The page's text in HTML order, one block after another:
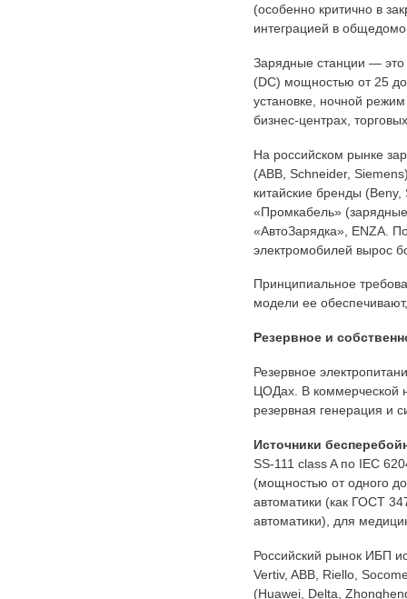
(особенно критично в
интеграцией в
Зарядные станции — это
(DC) мощностью от 25
установке, ночной
бизнес-центрах,
На российском рынке
(ABB, Schneider,
китайские бренды
«Промкабель»
«АвтоЗарядка», ENZA.
электромобилей вырос
Принципиальное
модели ее
Резервное и
Резервное
ЦОДах. В коммерческой
резервная генерация и
Источники
SS-111 class A по IEC
(мощностью от одного
автоматики (как ГОСТ
автоматики), для
Российский рынок ИБП
Vertiv, ABB, Riello,
(Huawei, Delta,